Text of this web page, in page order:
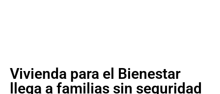
Vivienda para el Bienestar
llega a familias sin seguridad